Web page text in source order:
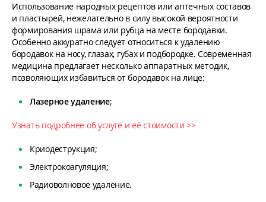
Использование народных рецептов или аптечных составов
и пластырей, нежелательно в силу высокой вероятности
формирования шрама или рубца на месте бородавки.
Особенно аккуратно следует относиться к удалению
бородавок на носу, глазах, губах и подбородке. Современная
медицина предлагает несколько аппаратных методик,
позволяющих избавиться от бородавок на лице:
Лазерное удаление;
Узнать подробнее об услуге и её стоимости >>
Криодеструкция;
Электрокоагуляция;
Радиоволновое удаление.